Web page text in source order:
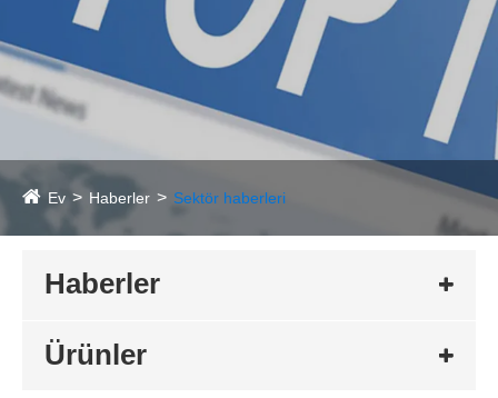
Ev Haberler Sektör haberleri
Haberler
Ürünler